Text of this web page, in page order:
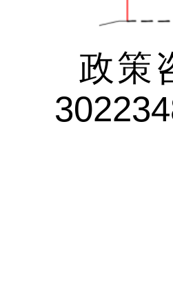
政策